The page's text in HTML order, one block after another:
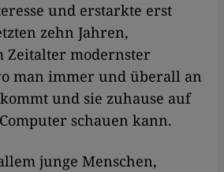
und erstarkte erst
zehn Jahren,
Zeitalter modernster
man immer und überall an
und sie zuhause auf
schauen kann.
junge Menschen,